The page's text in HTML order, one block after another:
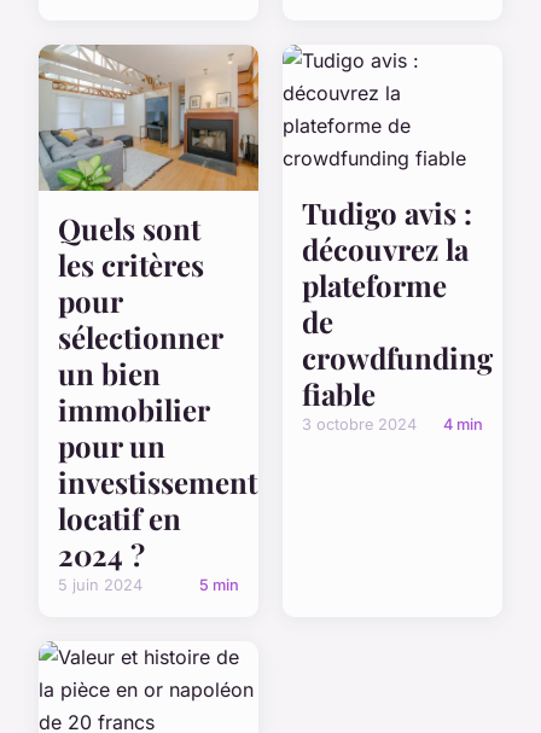
Quels sont
les critères
pour
sélectionner
un bien
immobilier
pour un
investissement
locatif en
2024 ?
5 juin 2024 5 min
Tudigo avis :
découvrez la
plateforme
de
crowdfunding
fiable
3 octobre 2024 4 min